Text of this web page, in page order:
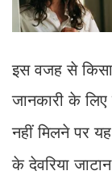
इस वजह से
जानकारी के
नहीं मिलने पर
के देवरिया